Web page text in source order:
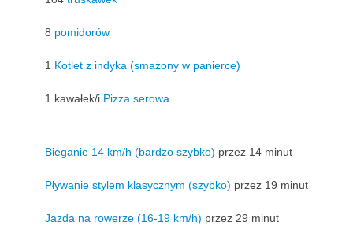
8 pomidorów
1 Kotlet z indyka (smażony w panierce)
1 kawałek/i Pizza serowa
Bieganie 14 km/h (bardzo szybko) przez 14 minut
Pływanie stylem klasycznym (szybko) przez 19 minut
Jazda na rowerze (16-19 km/h) przez 29 minut